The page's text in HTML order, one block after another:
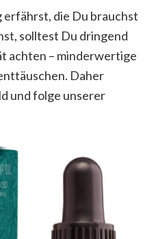
erfährst, die Du brauchst
solltest Du dringend
achten – minderwertige
Daher
und folge unserer